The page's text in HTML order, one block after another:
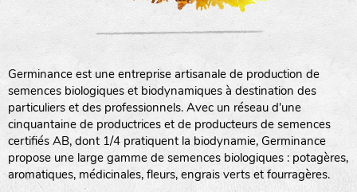
Germinance est une entreprise artisanale de production de
semences biologiques et biodynamiques à destination des
particuliers et des professionnels. Avec un réseau d'une
cinquantaine de productrices et de producteurs de semences
certifiés AB, dont 1/4 pratiquent la biodynamie, Germinance
propose une large gamme de semences biologiques : potagères,
aromatiques, médicinales, fleurs, engrais verts et fourragères.